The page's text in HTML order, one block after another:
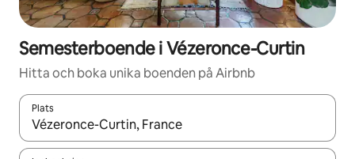
Semesterboende i Vézeronce-Curtin
Hitta och boka unika boenden på Airbnb
Plats
När resultaten är tillgängliga kan du navigera med upp- och